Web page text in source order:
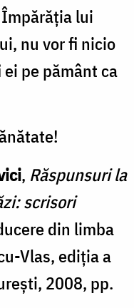
lui
nu vor fi nicio
pe pământ ca
, Răspunsuri la
scrisori
din limba
Vlas, ediția a
2008, pp.